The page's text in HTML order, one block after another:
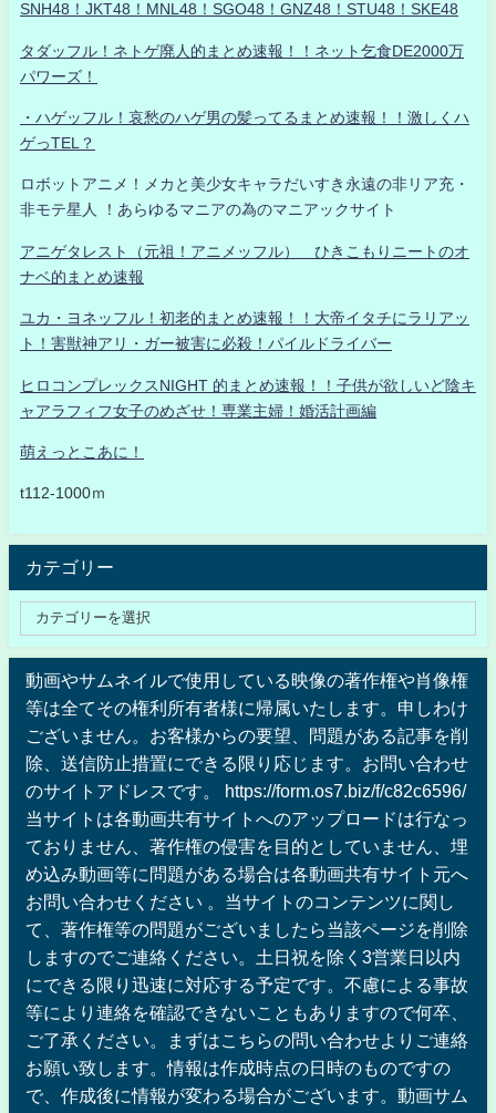
SNH48！JKT48！MNL48！SGO48！GNZ48！STU48！SKE48
タダッフル！ネトゲ廃人的まとめ速報！！ネット乞食DE2000万
パワーズ！
・ハゲッフル！哀愁のハゲ男の髪ってるまとめ速報！！激しくハ
ゲっTEL？
ロボットアニメ！メカと美少女キャラだいすき永遠の非リア充・
非モテ星人 ！あらゆるマニアの為のマニアックサイト
アニゲタレスト（元祖！アニメッフル） ひきこもりニートのオ
ナベ的まとめ速報
ユカ・ヨネッフル！初老的まとめ速報！！大帝イタチにラリアッ
ト！害獣神アリ・ガー被害に必殺！パイルドライバー
ヒロコンプレックスNIGHT 的まとめ速報！！子供が欲しいど陰キ
ャアラフィフ女子のめざせ！専業主婦！婚活計画編
萌えっとこあに！
t112-1000ｍ
カテゴリー
動画やサムネイルで使用している映像の著作権や肖像権
等は全てその権利所有者様に帰属いたします。申しわけ
ございません。お客様からの要望、問題がある記事を削
除、送信防止措置にできる限り応じます。お問い合わせ
のサイトアドレスです。 https://form.os7.biz/f/c82c6596/
当サイトは各動画共有サイトへのアップロードは行なっ
ておりません、著作権の侵害を目的としていません、埋
め込み動画等に問題がある場合は各動画共有サイト元へ
お問い合わせください 。当サイトのコンテンツに関し
て、著作権等の問題がございましたら当該ページを削除
しますのでご連絡ください。土日祝を除く3営業日以内
にできる限り迅速に対応する予定です。不慮による事故
等により連絡を確認できないこともありますので何卒、
ご了承ください。まずはこちらの問い合わせよりご連絡
お願い致します。情報は作成時点の日時のものですの
で、作成後に情報が変わる場合がございます。動画サム